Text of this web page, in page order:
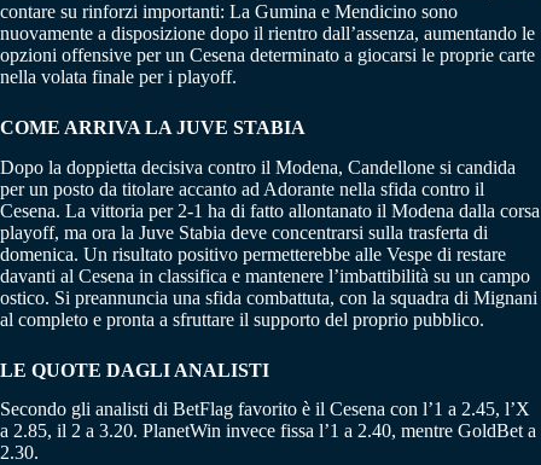
contare su rinforzi importanti: La Gumina e Mendicino sono
nuovamente a disposizione dopo il rientro dall’assenza, aumentando le
opzioni offensive per un Cesena determinato a giocarsi le proprie carte
nella volata finale per i playoff.
COME ARRIVA LA JUVE STABIA
Dopo la doppietta decisiva contro il Modena, Candellone si candida
per un posto da titolare accanto ad Adorante nella sfida contro il
Cesena. La vittoria per 2-1 ha di fatto allontanato il Modena dalla corsa
playoff, ma ora la Juve Stabia deve concentrarsi sulla trasferta di
domenica. Un risultato positivo permetterebbe alle Vespe di restare
davanti al Cesena in classifica e mantenere l’imbattibilità su un campo
ostico. Si preannuncia una sfida combattuta, con la squadra di Mignani
al completo e pronta a sfruttare il supporto del proprio pubblico.
LE QUOTE DAGLI ANALISTI
Secondo gli analisti di BetFlag favorito è il Cesena con l’1 a 2.45, l’X
a 2.85, il 2 a 3.20. PlanetWin invece fissa l’1 a 2.40, mentre GoldBet a
2.30.